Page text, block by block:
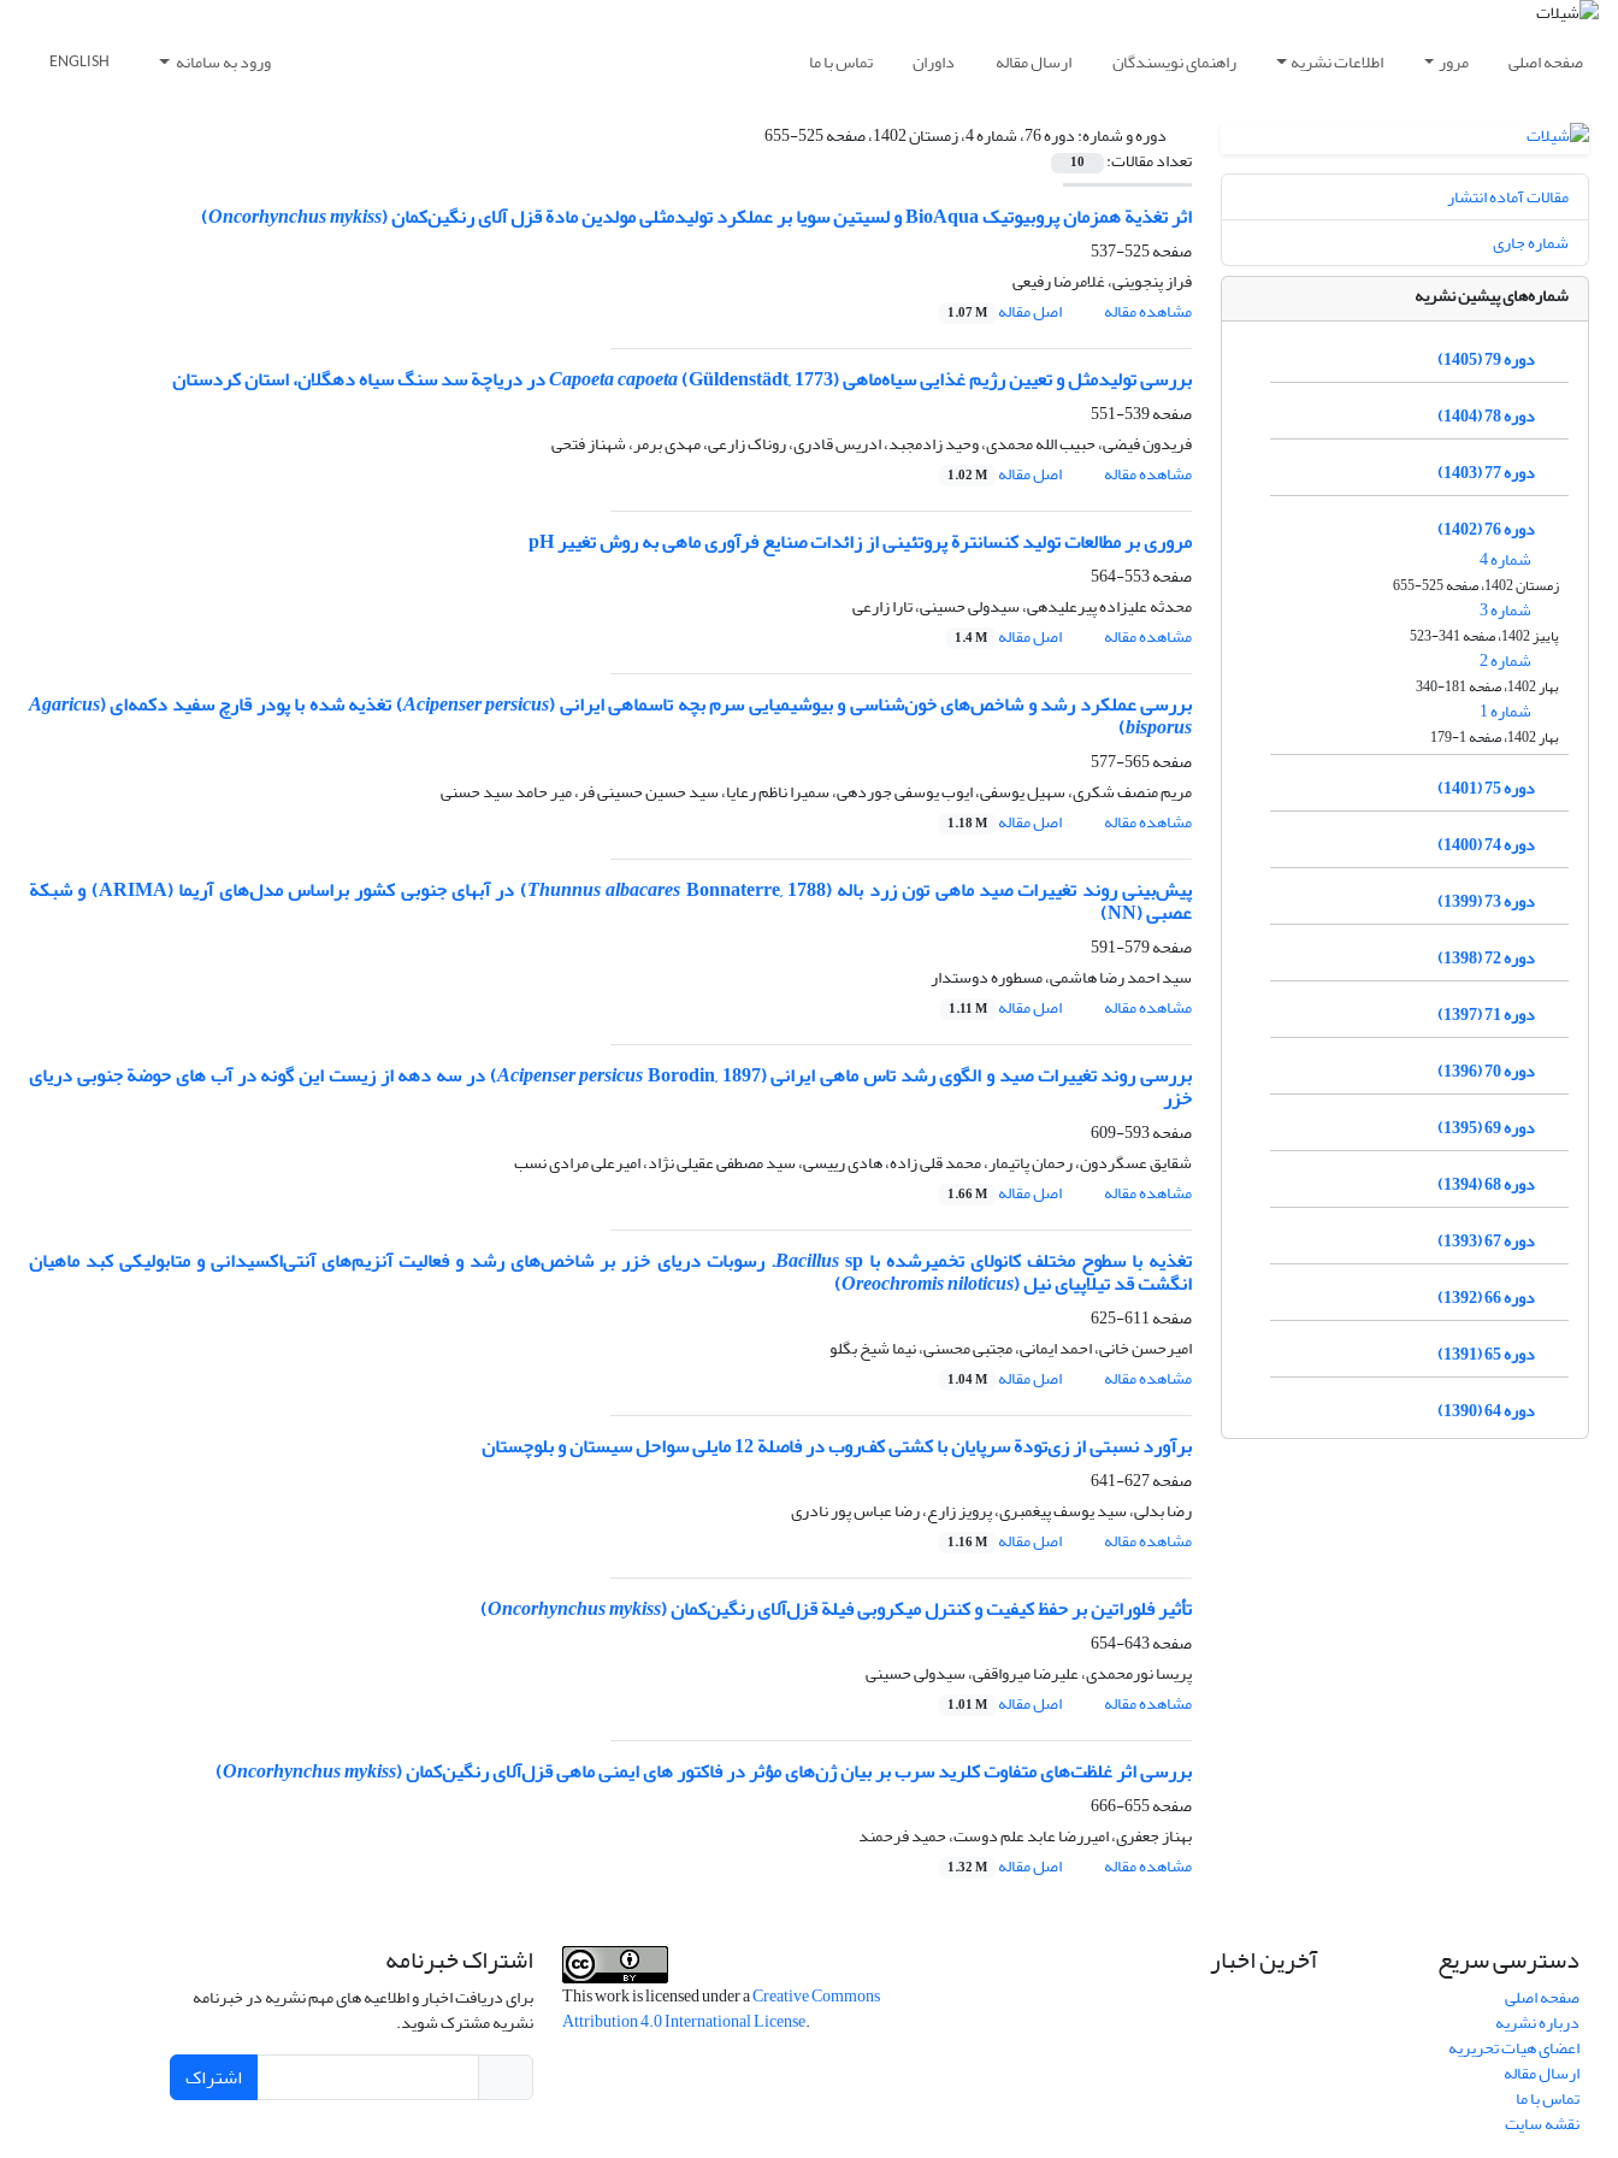
صفحه اصلی مرور اطلاعات نشریه راهنمای نویسندگان ارسال مقاله داوران تماس با ما ورود به سامانه ENGLISH
دوره و شماره:دوره 76، شماره 4، زمستان 1402، صفحه 525-655
تعداد مقالات: 10
اثر تغذیة همزمان پروبیوتیک BioAqua و لسیتین سویا بر عملکرد تولیدمثلی مولدین مادة قزل آلای رنگین‌کمان ( Oncorhynchus mykiss
)
صفحه525-537
فراز پنجوینی، غلامرضا رفیعی
مشاهده مقاله
اصل مقاله 1.07 M
بررسی تولیدمثل و تعیین رژیم غذایی سیاه‌ماهی (Güldenstädt, 1773) Capoeta capoetaدر دریاچة سد سنگ سیاه دهگلان، استان کردستان
صفحه539-551
فریدون فیضی، حبیب الله محمدی، وحید زادمجبد، ادریس قادری، روناک زارعی، مهدی برمر، شهناز فتحی
مشاهده مقاله
اصل مقاله 1.02 M
مروری بر مطالعات تولید کنسانترة پروتئینی از زائدات صنایع فرآوری ماهی به روش تغییر pH
صفحه553-564
محدثه علیزاده پیرعلیدهی، سیدولی حسینی، تارا زارعی
مشاهده مقاله
اصل مقاله 1.4 M
بررسی عملکرد رشد و شاخص‌های خون‌شناسی و بیوشیمیایی سرم بچه تاسماهی ایرانی (Acipenser persicus) تغذیه شده با پودر قارچ سفید دکمه‌ای (Agaricus
bisporus
)
صفحه565-577
مریم منصف شکری، سهیل یوسفی، ایوب یوسفی جوردهی، سمیرا ناظم رعایا، سید حسین حسینی فر، میر حامد سید حسنی
مشاهده مقاله
اصل مقاله 1.18 M
پیش‌بینی روند تغییرات صید ماهی تون زرد باله ( Thunnus albacares Bonnaterre, 1788) در آبهای جنوبی کشور براساس مدل‌های آریما (ARIMA) و شبکة
عصبی (NN)
صفحه579-591
سید احمد رضا هاشمی، مسطوره دوستدار
مشاهده مقاله
اصل مقاله 1.11 M
بررسی روند تغییرات صید و الگوی رشد تاس ماهی ایرانی ( Acipenser persicusBorodin, 1897) در سه دهه از زیست این گونه در آب های حوضة جنوبی دریای
خزر
صفحه593-609
شقایق عسگردون، رحمان پاتیمار، محمد قلی زاده، هادی رییسی، سید مصطفی عقیلی نژاد، امیرعلی مرادی نسب
مشاهده مقاله
اصل مقاله 1.66 M
تغذیه با سطوح مختلف کانولای تخمیر‌شده با Bacillussp. رسوبات دریای خزر بر شاخص‌های رشد و فعالیت آنزیم‌های آنتی‌اکسیدانی و متابولیکی کبد ماهیان
انگشت قد تیلاپیای نیل (Oreochromis niloticus
)
صفحه611-625
امیرحسن خانی، احمد ایمانی، مجتبی محسنی، نیما شیخ بگلو
مشاهده مقاله
اصل مقاله 1.04 M
برآورد نسبتی از زی‌تودة سرپایان با کشتی کف‌روب در فاصلة 12 مایلی سواحل سیستان و بلوچستان
صفحه627-641
رضا بدلی، سید یوسف پیغمبری، پرویز زارع، رضا عباس پور نادری
مشاهده مقاله
اصل مقاله 1.16 M
تأثیر فلوراتین بر حفظ کیفیت و کنترل میکروبی فیلة قزل‌آلای رنگین‌کمان (Oncorhynchus mykiss
)
صفحه643-654
پریسا نورمحمدی، علیرضا میرواقفی، سیدولی حسینی
مشاهده مقاله
اصل مقاله 1.01 M
بررسی اثر غلظت‌های متفاوت کلرید سرب بر بیان ژن‌های مؤثر در فاکتور های ایمنی ماهی قزل‌آلای رنگین‌کمان (Oncorhynchus mykiss
)
صفحه655-666
بهناز جعفری، امیررضا عابد علم دوست، حمید فرحمند
مشاهده مقاله
اصل مقاله 1.32 M
مقالات آماده انتشار
شماره جاری
شماره‌های پیشین نشریه
دوره 79 (1405)
دوره 78 (1404)
دوره 77 (1403)
دوره 76 (1402)
شماره 4
زمستان 1402، صفحه 525-655
شماره 3
پاییز 1402، صفحه 341-523
شماره 2
بهار 1402، صفحه 181-340
شماره 1
بهار 1402، صفحه 1-179
دوره 75 (1401)
دوره 74 (1400)
دوره 73 (1399)
دوره 72 (1398)
دوره 71 (1397)
دوره 70 (1396)
دوره 69 (1395)
دوره 68 (1394)
دوره 67 (1393)
دوره 66 (1392)
دوره 65 (1391)
دوره 64 (1390)
دسترسی سریع
صفحه اصلی
درباره نشریه
اعضای هیات تحریریه
ارسال مقاله
تماس با ما
نقشه سایت
آخرین اخبار
This work is licensed under aCreative Commons
Attribution 4.0 International License.
اشتراک خبرنامه
برای دریافت اخبار و اطلاعیه های مهم نشریه در خبرنامه
نشریه مشترک شوید.
اشتراک